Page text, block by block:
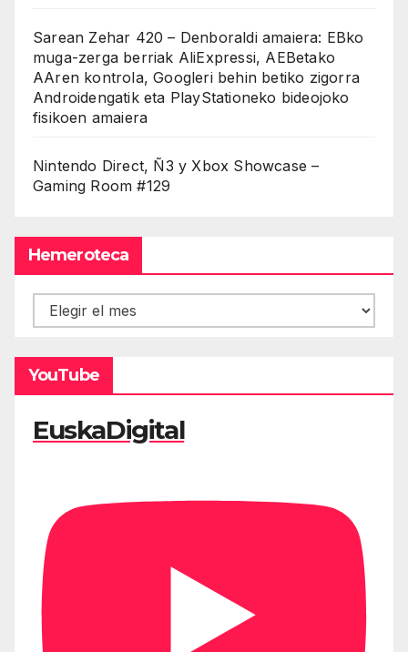
Sarean Zehar 420 – Denboraldi amaiera: EBko
muga-zerga berriak AliExpressi, AEBetako
AAren kontrola, Googleri behin betiko zigorra
Androidengatik eta PlayStationeko bideojoko
fisikoen amaiera
Nintendo Direct, Ñ3 y Xbox Showcase –
Gaming Room #129
Hemeroteca
Hemeroteca
YouTube
EuskaDigital